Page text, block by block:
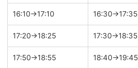
16:10→17:10 16:30→17:35
17:20→18:25 17:30→18:35
17:50→18:55 18:40→19:45